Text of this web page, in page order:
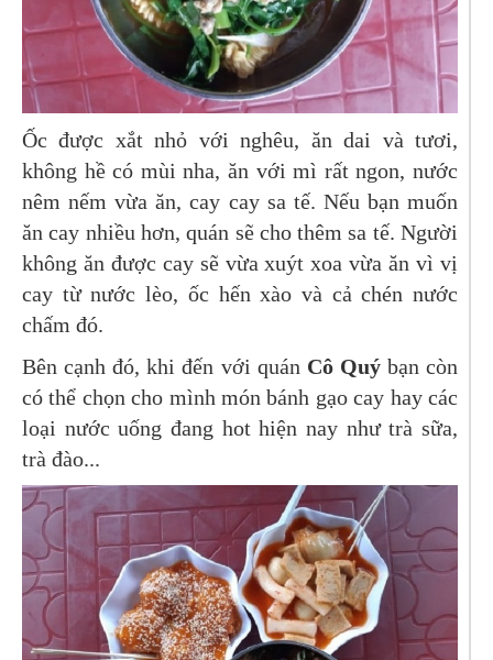
Ốc được xắt nhỏ với nghêu, ăn dai và tươi,
không hề có mùi nha, ăn với mì rất ngon, nước
nêm nếm vừa ăn, cay cay sa tế. Nếu bạn muốn
ăn cay nhiều hơn, quán sẽ cho thêm sa tế. Người
không ăn được cay sẽ vừa xuýt xoa vừa ăn vì vị
cay từ nước lèo, ốc hến xào và cả chén nước
chấm đó.
Bên cạnh đó, khi đến với quán Cô Quý bạn còn
có thể chọn cho mình món bánh gạo cay hay các
loại nước uống đang hot hiện nay như trà sữa,
trà đào...